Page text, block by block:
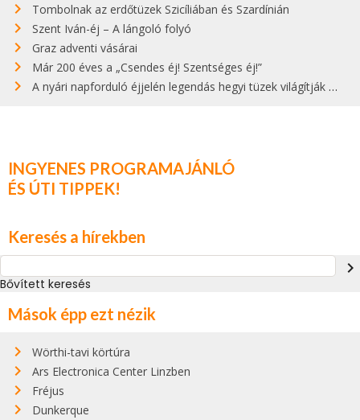
Tombolnak az erdőtüzek Szicíliában és Szardínián
Szent Iván-éj – A lángoló folyó
Graz adventi vásárai
Már 200 éves a „Csendes éj! Szentséges éj!”
A nyári napforduló éjjelén legendás hegyi tüzek világítják meg Zugspitzét
INGYENES PROGRAMAJÁNLÓ
ÉS ÚTI TIPPEK!
Keresés a hírekben
navigate_next
Bővített keresés
Mások épp ezt nézik
Wörthi-tavi körtúra
Ars Electronica Center Linzben
Fréjus
Dunkerque